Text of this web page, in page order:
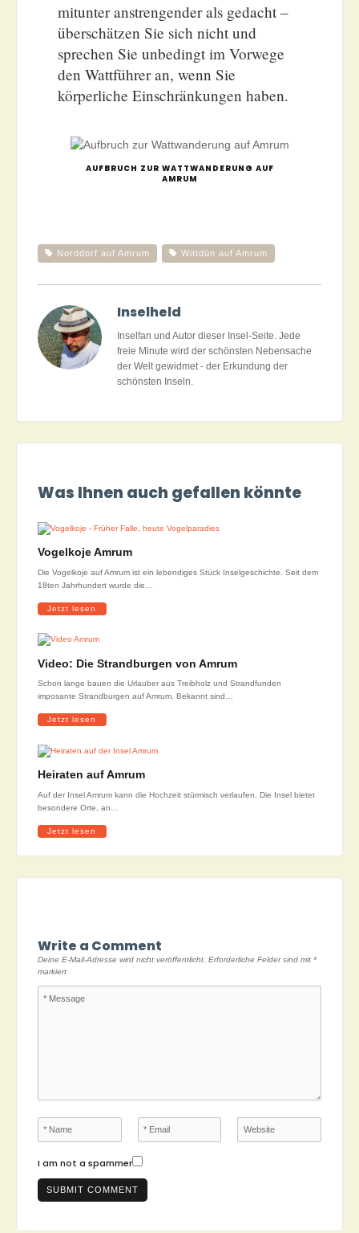
mitunter anstrengender als gedacht –
überschätzen Sie sich nicht und
sprechen Sie unbedingt im Vorwege
den Wattführer an, wenn Sie
körperliche Einschränkungen haben.
AUFBRUCH ZUR WATTWANDERUNG AUF
AMRUM
Norddorf auf Amrum Wittdün auf Amrum
Inselheld
Inselfan und Autor dieser Insel-Seite. Jede
freie Minute wird der schönsten Nebensache
der Welt gewidmet - der Erkundung der
schönsten Inseln.
Was Ihnen auch gefallen könnte
Vogelkoje Amrum
Die Vogelkoje auf Amrum ist ein lebendiges Stück Inselgeschichte. Seit dem
18ten Jahrhundert wurde die…
Jetzt lesen
Video: Die Strandburgen von Amrum
Schon lange bauen die Urlauber aus Treibholz und Strandfunden
imposante Strandburgen auf Amrum. Bekannt sind…
Jetzt lesen
Heiraten auf Amrum
Auf der Insel Amrum kann die Hochzeit stürmisch verlaufen. Die Insel bietet
besondere Orte, an…
Jetzt lesen
Write a Comment
Deine E-Mail-Adresse wird nicht veröffentlicht. Erforderliche Felder sind mit *
markiert
I am not a spammer